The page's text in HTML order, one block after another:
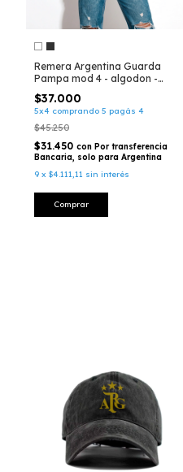
Remera Argentina Guarda
Pampa mod 4 - algodon -
$37.000
5x4 comprando 5 pagás 4
$45.250
$31.450 con Por transferencia
Bancaria, solo para Argentina
9 x $4.111,11 sin interés
Comprar